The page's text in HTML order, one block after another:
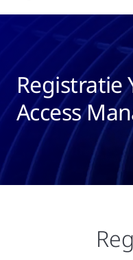
Registratie
Access